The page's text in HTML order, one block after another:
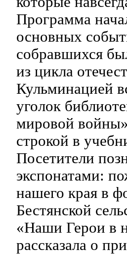
Программа
основных
собравшихся
из цикла
Кульминацией
уголок
мировой
строкой в
Посетители
экспонатами:
нашего края в
Бестянской
«Наши Герои в
рассказала о